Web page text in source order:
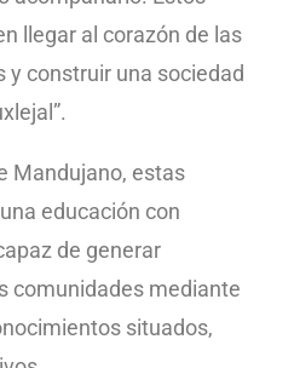
llegar al corazón de las
y construir una sociedad
Mandujano, estas
educación con
de generar
comunidades mediante
situados,